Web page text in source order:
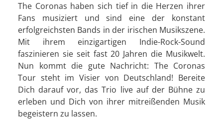
The Coronas haben sich tief in die Herzen ihrer
Fans musiziert und sind eine der konstant
erfolgreichsten Bands in der irischen Musikszene.
Mit ihrem einzigartigen Indie-Rock-Sound
faszinieren sie seit fast 20 Jahren die Musikwelt.
Nun kommt die gute Nachricht: The Coronas
Tour steht im Visier von Deutschland! Bereite
Dich darauf vor, das Trio live auf der Bühne zu
erleben und Dich von ihrer mitreißenden Musik
begeistern zu lassen.